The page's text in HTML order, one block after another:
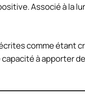
Associé à la
comme étant
à apporter